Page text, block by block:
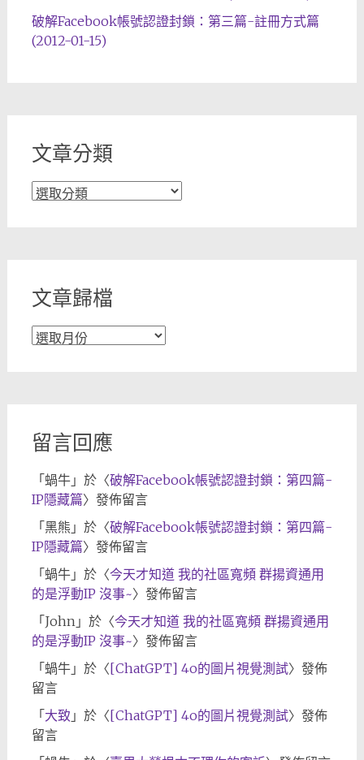
破解Facebook帳號認證封鎖：第三篇-註冊方式篇
(2012-01-15)
文章分類
文
文章歸檔
文
留言回應
「 蝸牛」於〈破解Facebook帳號認證封鎖：第四篇-
IP隱藏篇〉發佈留言
「 黑熊 」於〈破解Facebook帳號認證封鎖：第四篇-
IP隱藏篇〉發佈留言
「 蝸牛」於〈今天才知道 我的社區寬頻 群揚資通用
的是浮動IP 沒事~〉發佈留言
「 John」於〈今天才知道 我的社區寬頻 群揚資通用
的是浮動IP 沒事~〉發佈留言
「 蝸牛」於〈[ChatGPT] 4o的圖片視覺測試〉發佈
留言
「 大致 」於〈[ChatGPT] 4o的圖片視覺測試〉發佈
留言